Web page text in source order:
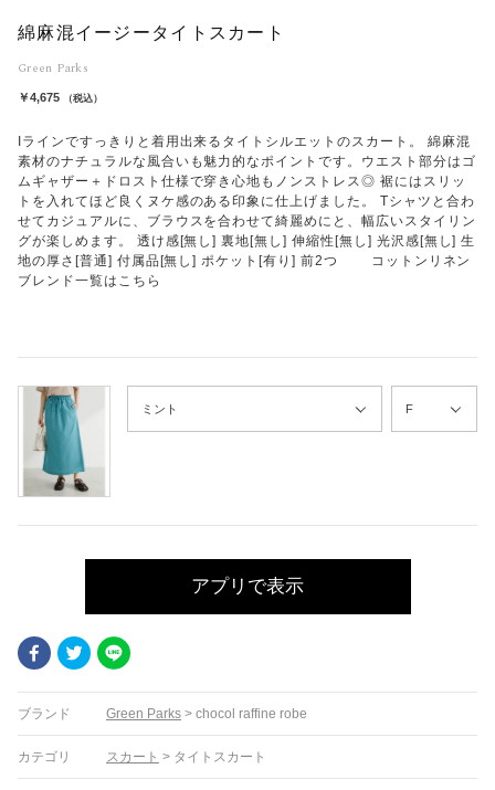
綿麻混イージータイトスカート
Green Parks
￥4,675 （税込）
Iラインですっきりと着用出来るタイトシルエットのスカート。 綿麻混
素材のナチュラルな風合いも魅力的なポイントです。ウエスト部分はゴ
ムギャザー＋ドロスト仕様で穿き心地もノンストレス◎ 裾にはスリッ
トを入れてほど良くヌケ感のある印象に仕上げました。 Tシャツと合わ
せてカジュアルに、ブラウスを合わせて綺麗めにと、幅広いスタイリン
グが楽しめます。 透け感[無し] 裏地[無し] 伸縮性[無し] 光沢感[無し] 生
地の厚さ[普通] 付属品[無し] ポケット[有り] 前2つ コットンリネン
ブレンド一覧はこちら
アプリで表示
FacebookTwitter
ブランド Green Parks > chocol raffine robe
カテゴリ スカート > タイトスカート